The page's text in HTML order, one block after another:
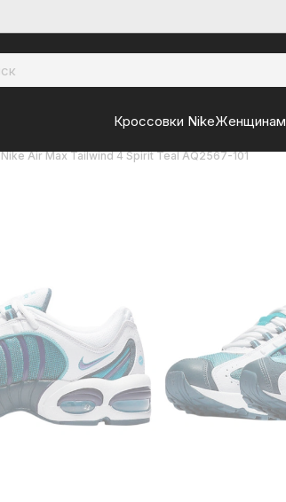
Кроссовки NikeЖенщинам
Nike Air Max Tailwind 4 Spirit Teal AQ2567-101